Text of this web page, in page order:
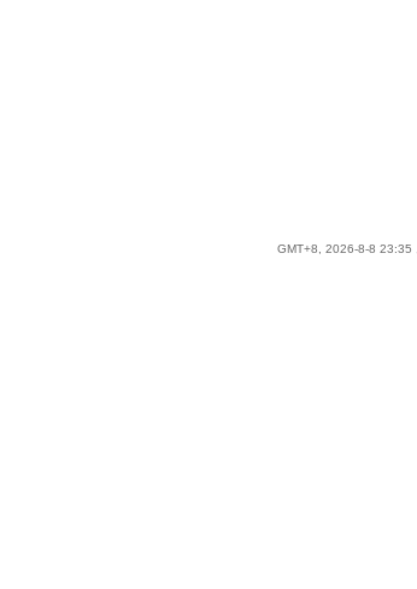
GMT+8, 2026-8-8 23:35